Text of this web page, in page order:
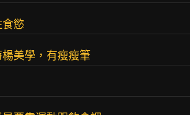
慾
美學，有瘦瘦筆